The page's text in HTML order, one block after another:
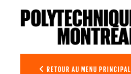
RETOUR AU MENU PRINCIPAL